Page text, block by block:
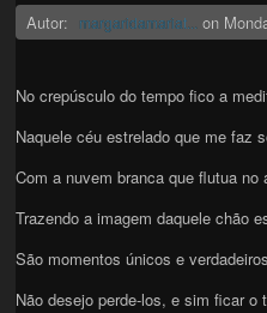
Autor: margaridamariat... on
No crepúsculo do tempo fico a
Naquele céu estrelado que me faz
Com a nuvem branca que flutua no
Trazendo a imagem daquele chão
São momentos únicos e verdadeiros
Não desejo perde-los, e sim ficar o